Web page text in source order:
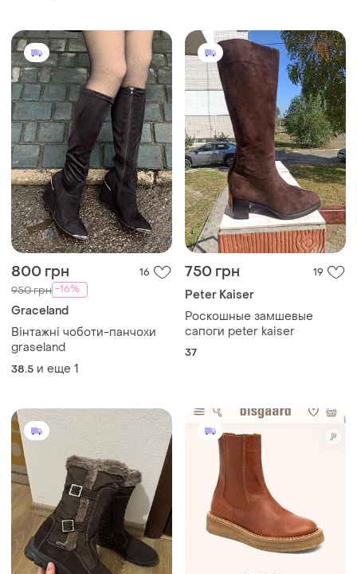
800 грн 16
950 грн -16%
Graceland
Вінтажні чоботи-панчохи
graseland
38.5 и еще 1
750 грн 19
Peter Kaiser
Роскошные замшевые
сапоги peter kaiser
37